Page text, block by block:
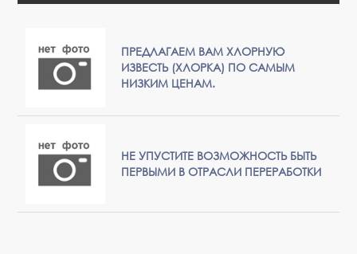
ПРЕДЛАГАЕМ ВАМ ХЛОРНУЮ
ИЗВЕСТЬ (ХЛОРКА) ПО САМЫМ
НИЗКИМ ЦЕНАМ.
НЕ УПУСТИТЕ ВОЗМОЖНОСТЬ БЫТЬ
ПЕРВЫМИ В ОТРАСЛИ ПЕРЕРАБОТКИ